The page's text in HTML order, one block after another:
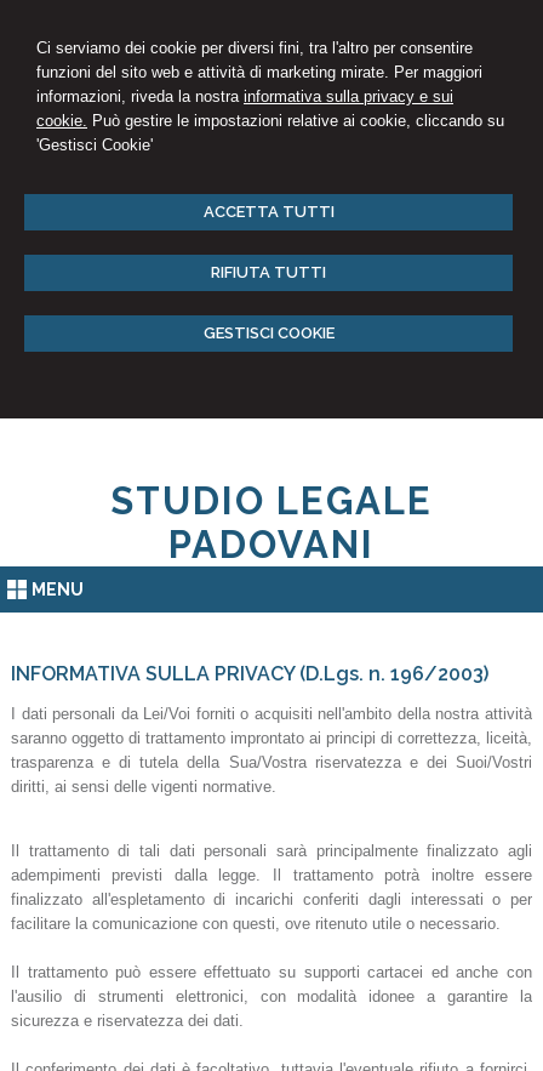
Ci serviamo dei cookie per diversi fini, tra l'altro per consentire
funzioni del sito web e attività di marketing mirate. Per maggiori
informazioni, riveda la nostra informativa sulla privacy e sui
cookie. Può gestire le impostazioni relative ai cookie, cliccando su
'Gestisci Cookie'
ACCETTA TUTTI
RIFIUTA TUTTI
GESTISCI COOKIE
STUDIO LEGALE
PADOVANI
MENU
INFORMATIVA SULLA PRIVACY (D.Lgs. n. 196/2003)
I dati personali da Lei/Voi forniti o acquisiti nell'ambito della nostra attività
saranno oggetto di trattamento improntato ai principi di correttezza, liceità,
trasparenza e di tutela della Sua/Vostra riservatezza e dei Suoi/Vostri
diritti, ai sensi delle vigenti normative.
Il trattamento di tali dati personali sarà principalmente finalizzato agli
adempimenti previsti dalla legge. Il trattamento potrà inoltre essere
finalizzato all'espletamento di incarichi conferiti dagli interessati o per
facilitare la comunicazione con questi, ove ritenuto utile o necessario.
Il trattamento può essere effettuato su supporti cartacei ed anche con
l'ausilio di strumenti elettronici, con modalità idonee a garantire la
sicurezza e riservatezza dei dati.